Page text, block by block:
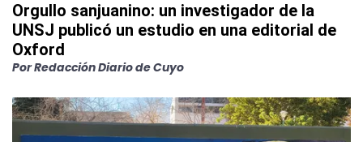
Orgullo sanjuanino: un investigador de la
UNSJ publicó un estudio en una editorial de
Oxford
PorRedacción Diario de Cuyo